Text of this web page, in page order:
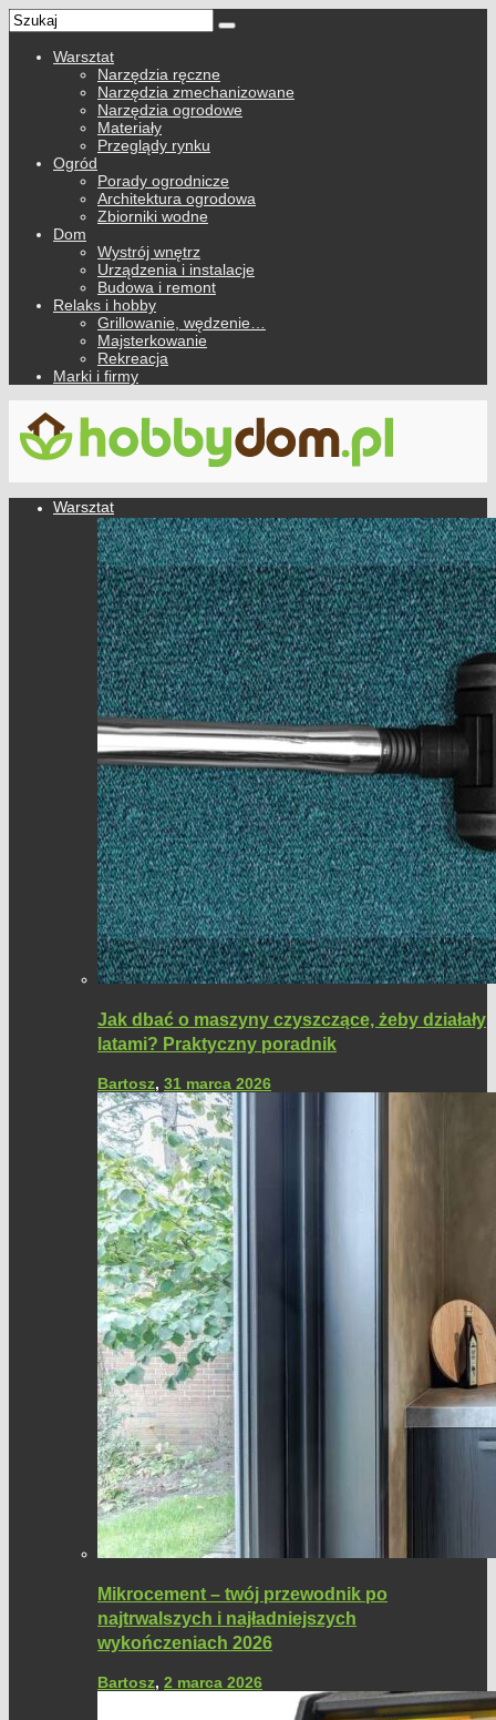
Warsztat
Narzędzia ręczne
Narzędzia zmechanizowane
Narzędzia ogrodowe
Materiały
Przeglądy rynku
Ogród
Porady ogrodnicze
Architektura ogrodowa
Zbiorniki wodne
Dom
Wystrój wnętrz
Urządzenia i instalacje
Budowa i remont
Relaks i hobby
Grillowanie, wędzenie…
Majsterkowanie
Rekreacja
Marki i firmy
Warsztat
Jak dbać o maszyny czyszczące, żeby działały
latami? Praktyczny poradnik
Bartosz, 31 marca 2026
Mikrocement – twój przewodnik po
najtrwalszych i najładniejszych
wykończeniach 2026
Bartosz, 2 marca 2026